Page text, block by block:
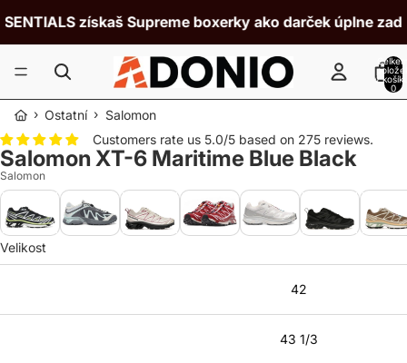
získaš Supreme boxerky ako darček úplne
v
0
› Ostatní › Salomon
Customers rate us 5.0/5 based on 275 reviews.
Salomon XT-6 Maritime Blue Black
Salomon
Velikost
42
43 1/3